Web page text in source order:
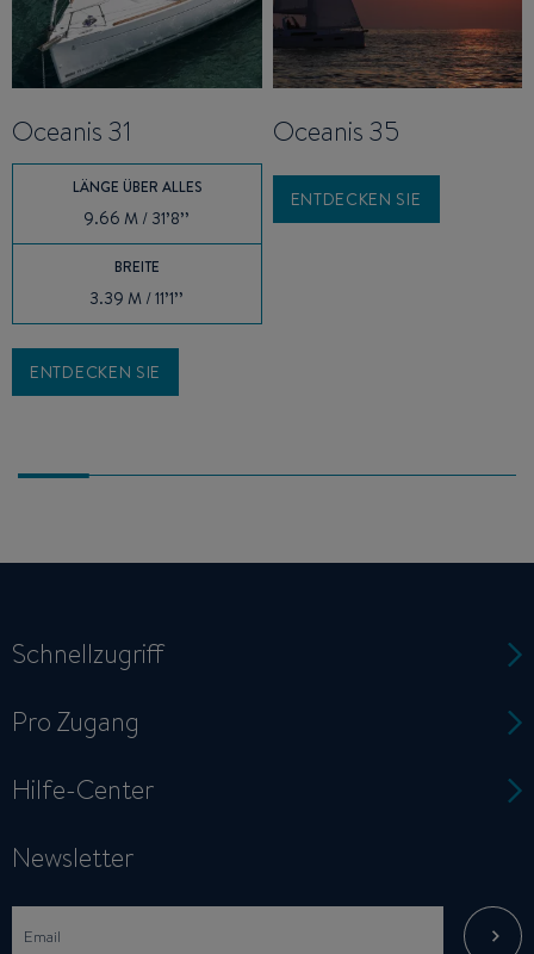
Oceanis 31
LÄNGE ÜBER ALLES
9.66 M / 31’8’’
BREITE
3.39 M / 11’1’’
ENTDECKEN SIE
Oceanis 35
ENTDECKEN SIE
Schnellzugriff
Pro Zugang
Hilfe-Center
Newsletter